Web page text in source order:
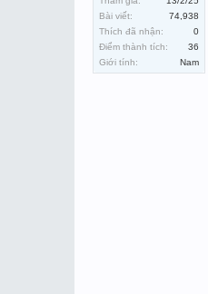
Bài viết:
74,938
Thích đã nhận:
0
Điểm thành tích:
36
Giới tính:
Nam